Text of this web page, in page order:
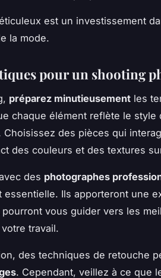
est un investissement
la mode.
pour un shooting
préparez minutieusement les
chaque élément reflète le
Choisissez des pièces qui
des couleurs et des textures
des photographes
essentielle. Ils apporteront une
vous guider vers les
travail.
des techniques de retouche
. Cependant, veillez à ce que